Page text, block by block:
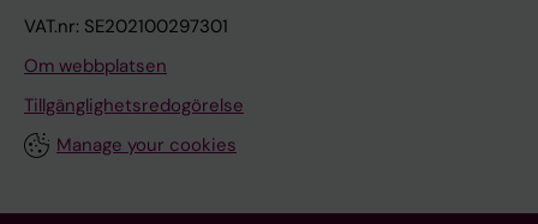
VAT.nr: SE202100297301
Om webbplatsen
Tillgänglighetsredogörelse
Manage your cookies